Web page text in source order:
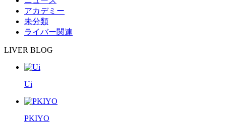
アカデミー
未分類
ライバー関連
LIVER BLOG
Ui
PKIYO